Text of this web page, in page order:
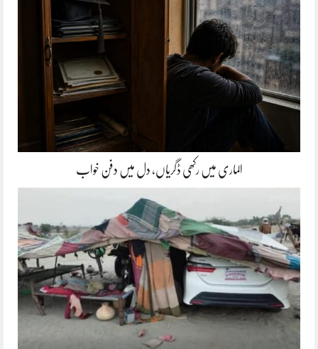
الماری میں رکھی ڈگریاں، دل میں دفن خواب